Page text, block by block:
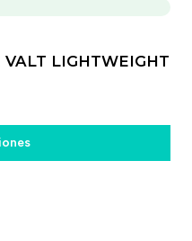
VALT LIGHTWEIGHT